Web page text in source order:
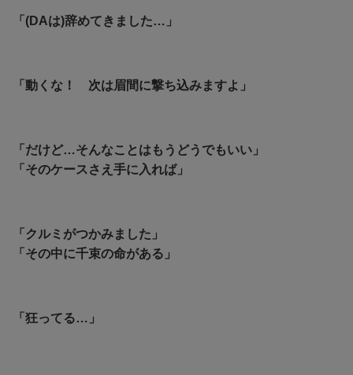
「(DAは)辞めてきました…」
「動くな！ 次は眉間に撃ち込みますよ」
「だけど…そんなことはもうどうでもいい」
「そのケースさえ手に入れば」
「クルミがつかみました」
「その中に千束の命がある」
「狂ってる…」